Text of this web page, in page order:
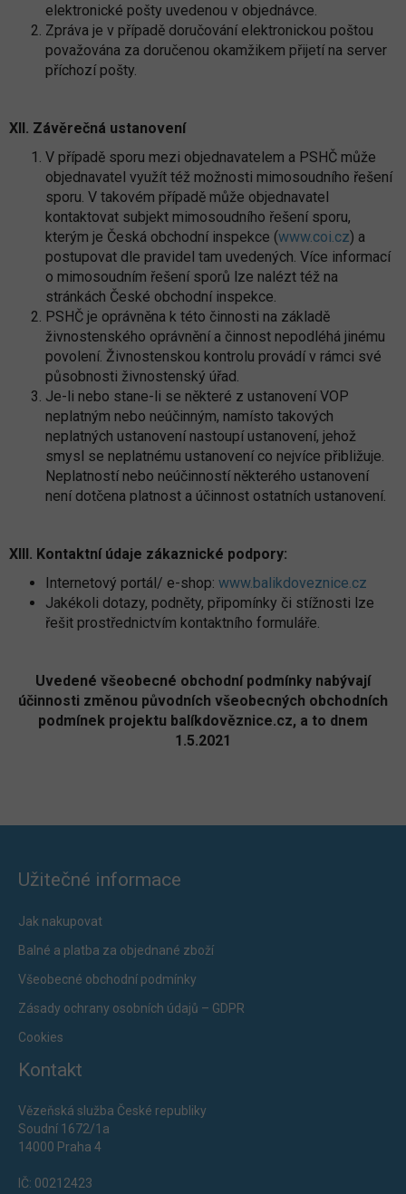
elektronické pošty uvedenou v objednávce.
Zpráva je v případě doručování elektronickou poštou
považována za doručenou okamžikem přijetí na server
příchozí pošty.
XII. Závěrečná ustanovení
V případě sporu mezi objednavatelem a PSHČ může
objednavatel využít též možnosti mimosoudního řešení
sporu. V takovém případě může objednavatel
kontaktovat subjekt mimosoudního řešení sporu,
kterým je Česká obchodní inspekce (www.coi.cz) a
postupovat dle pravidel tam uvedených. Více informací
o mimosoudním řešení sporů lze nalézt též na
stránkách České obchodní inspekce.
PSHČ je oprávněna k této činnosti na základě
živnostenského oprávnění a činnost nepodléhá jinému
povolení. Živnostenskou kontrolu provádí v rámci své
působnosti živnostenský úřad.
Je-li nebo stane-li se některé z ustanovení VOP
neplatným nebo neúčinným, namísto takových
neplatných ustanovení nastoupí ustanovení, jehož
smysl se neplatnému ustanovení co nejvíce přibližuje.
Neplatností nebo neúčinností některého ustanovení
není dotčena platnost a účinnost ostatních ustanovení.
XIII. Kontaktní údaje zákaznické podpory:
Internetový portál/ e-shop: www.balikdoveznice.cz
Jakékoli dotazy, podněty, připomínky či stížnosti lze
řešit prostřednictvím kontaktního formuláře.
Uvedené všeobecné obchodní podmínky nabývají
účinnosti změnou původních všeobecných obchodních
podmínek projektu balíkdověznice.cz, a to dnem
1.5.2021
Užitečné informace
Jak nakupovat
Balné a platba za objednané zboží
Všeobecné obchodní podmínky
Zásady ochrany osobních údajů – GDPR
Cookies
Kontakt
Vězeňská služba České republiky
Soudní 1672/1a
14000 Praha 4
IČ: 00212423